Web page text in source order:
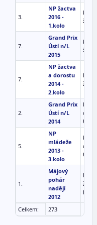
3.
NP žactva
2016 -
1.kolo
žáci
7.
Grand Prix
Ústí n/L
2015
kata
žáci
7.
NP žactva
a dorostu
2014 -
2.kolo
kata
žáci
2.
Grand Prix
Ústí n/L
2014
kata
U10
5.
NP
mládeže
2013 -
3.kolo
kata
U10
1.
Májový
pohár
nadějí
2012
kata
žáci
let
Celkem: 273